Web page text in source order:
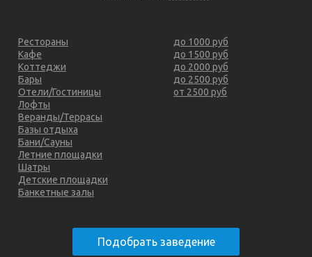
Рестораны
Кафе
Коттеджи
Бары
Отели/Гостиницы
Лофты
Веранды/Террасы
Базы отдыха
Бани/Сауны
Летние площадки
Шатры
Детские площадки
Банкетные залы
до 1000 руб
до 1500 руб
до 2000 руб
до 2500 руб
от 2500 руб
Подобрать заведение